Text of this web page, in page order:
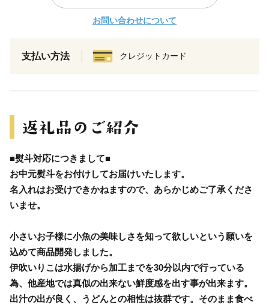
お問い合わせについて
支払い方法 クレジットカード
■熨斗対応につきまして■
お中元熨斗をお付けしてお届けいたします。
名入れはお受けできかねますので、あらかじめご了承くださ
いませ。
小さいお子様に小魚の美味しさを知って欲しいという願いを
込めて商品開発しました。
伊吹いりこは水揚げから加工までを30分以内で行っている
為、他産地では真似の出来ない鮮度感を出す事が出来ます。
出汁の出が良く、うどんとの相性は抜群です。そのまま食べ